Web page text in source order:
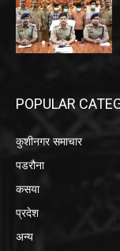
POPULAR
कुशीनगर समाचार
पडरौना
कसया
प्रदेश
अन्य